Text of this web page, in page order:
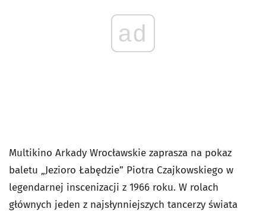
ad
Multikino Arkady Wrocławskie zaprasza na pokaz
baletu „Jezioro Łabędzie” Piotra Czajkowskiego w
legendarnej inscenizacji z 1966 roku. W rolach
głównych jeden z najsłynniejszych tancerzy świata